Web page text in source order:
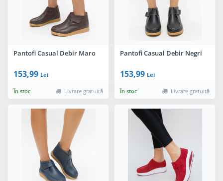
Pantofi Casual Debir Maro
153,99 Lei
În stoc Livrare gratuită
Pantofi Casual Debir Negri
153,99 Lei
În stoc Livrare gratuită